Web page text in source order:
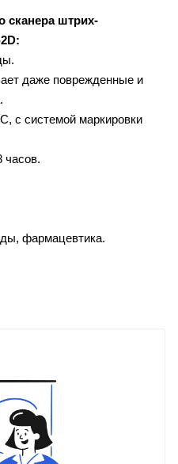
сканера штрих-
даже поврежденные и
с системой маркировки
часов.
фармацевтика.